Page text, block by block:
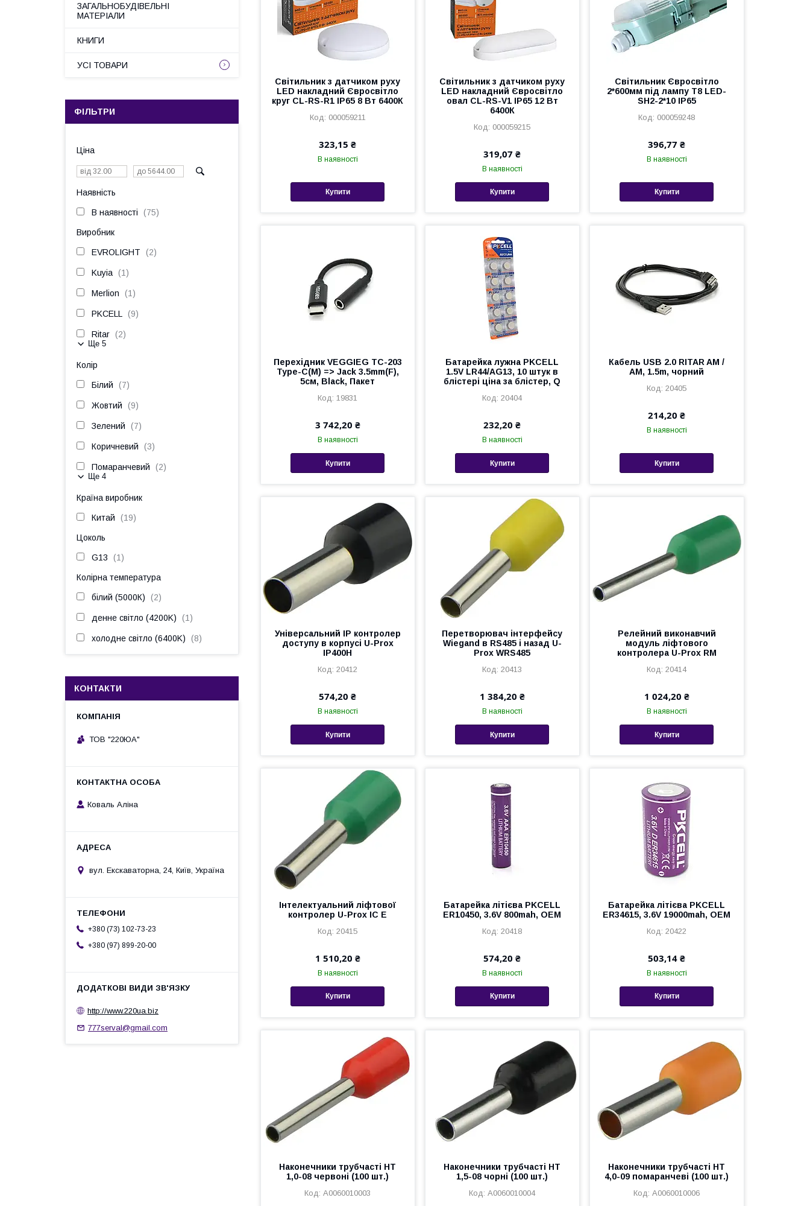
Світильник з датчиком руху
LED накладний Євросвітло
круг CL-RS-R1 IP65 8 Вт 6400К
000059211
323,15 ₴
В наявності
Купити
Світильник з датчиком руху
LED накладний Євросвітло
овал CL-RS-V1 IP65 12 Вт
6400К
000059215
319,07 ₴
В наявності
Купити
Світильник Євросвітло
2*600мм під лампу Т8 LED-
SH2-2*10 IP65
000059248
396,77 ₴
В наявності
Купити
Перехідник VEGGIEG TC-203
Type-C(M) => Jack 3.5mm(F),
5см, Black, Пакет
19831
3 742,20 ₴
В наявності
Купити
Батарейка лужна PKCELL
1.5V LR44/AG13, 10 штук в
блістері ціна за блістер, Q
20404
232,20 ₴
В наявності
Купити
Кабель USB 2.0 RITAR AM /
AM, 1.5m, чорний
20405
214,20 ₴
В наявності
Купити
Універсальний IP контролер
доступу в корпусі U-Prox
IP400H
20412
574,20 ₴
В наявності
Купити
Перетворювач інтерфейсу
Wiegand в RS485 і назад U-
Prox WRS485
20413
1 384,20 ₴
В наявності
Купити
Релейний виконавчий
модуль ліфтового
контролера U-Prox RM
20414
1 024,20 ₴
В наявності
Купити
Інтелектуальний ліфтової
контролер U-Prox IC E
20415
1 510,20 ₴
В наявності
Купити
Батарейка літієва PKCELL
ER10450, 3.6V 800mah, OEM
20418
574,20 ₴
В наявності
Купити
Батарейка літієва PKCELL
ER34615, 3.6V 19000mah, OEM
20422
503,14 ₴
В наявності
Купити
Наконечники трубчасті НТ
1,0-08 червоні (100 шт.)
A0060010003
Наконечники трубчасті НТ
1,5-08 чорні (100 шт.)
A0060010004
Наконечники трубчасті НТ
4,0-09 помаранчеві (100 шт.)
A0060010006
ЗАГАЛЬНОБУДІВЕЛЬНІ
МАТЕРІАЛИ
КНИГИ
УСІ ТОВАРИ
ФІЛЬТРИ
Ціна
Наявність
В наявності 75
Виробник
EVROLIGHT 2
Kuyia 1
Merlion 1
PKCELL 9
Ritar 2
Ще 5
Колір
Білий 7
Жовтий 9
Зелений 7
Коричневий 3
Помаранчевий 2
Ще 4
Країна виробник
Китай 19
Цоколь
G13 1
Колірна температура
білий (5000К) 2
денне світло (4200K) 1
холодне світло (6400K) 8
КОНТАКТИ
ТОВ "220ЮА"
Коваль Аліна
вул. Екскаваторна, 24, Київ, Україна
+380 (73) 102-73-23
+380 (97) 899-20-00
http://www.220ua.biz
777serval@gmail.com